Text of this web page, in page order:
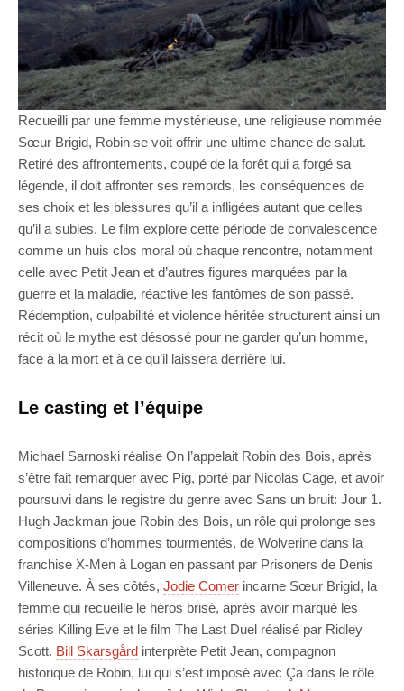
Recueilli par une femme mystérieuse, une religieuse nommée
Sœur Brigid, Robin se voit offrir une ultime chance de salut.
Retiré des affrontements, coupé de la forêt qui a forgé sa
légende, il doit affronter ses remords, les conséquences de
ses choix et les blessures qu’il a infligées autant que celles
qu’il a subies. Le film explore cette période de convalescence
comme un huis clos moral où chaque rencontre, notamment
celle avec Petit Jean et d’autres figures marquées par la
guerre et la maladie, réactive les fantômes de son passé.
Rédemption, culpabilité et violence héritée structurent ainsi un
récit où le mythe est désossé pour ne garder qu’un homme,
face à la mort et à ce qu’il laissera derrière lui.
Le casting et l’équipe
Michael Sarnoski réalise On l’appelait Robin des Bois, après
s’être fait remarquer avec Pig, porté par Nicolas Cage, et avoir
poursuivi dans le registre du genre avec Sans un bruit: Jour 1.
Hugh Jackman joue Robin des Bois, un rôle qui prolonge ses
compositions d’hommes tourmentés, de Wolverine dans la
franchise X-Men à Logan en passant par Prisoners de Denis
Villeneuve. À ses côtés, Jodie Comer incarne Sœur Brigid, la
femme qui recueille le héros brisé, après avoir marqué les
séries Killing Eve et le film The Last Duel réalisé par Ridley
Scott. Bill Skarsgård interprète Petit Jean, compagnon
historique de Robin, lui qui s’est imposé avec Ça dans le rôle